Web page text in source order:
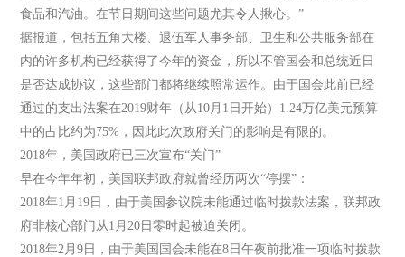
食品和汽油。在节日期间这些问题尤其令人揪心。”
据报道，包括五角大楼、退伍军人事务部、卫生和公共服务部在
内的许多机构已经获得了今年的资金，所以不管国会和总统近日
是否达成协议，这些部门都将继续照常运作。由于国会此前已经
通过的支出法案在2019财年（从10月1日开始）1.24万亿美元预算
中的占比约为75%，因此此次政府关门的影响是有限的。
2018年，美国政府已三次宣布“关门”
早在今年年初，美国联邦政府就曾经历两次“停摆”：
2018年1月19日，由于美国参议院未能通过临时拨款法案，联邦政
府非核心部门从1月20日零时起被迫关闭。
2018年2月9日，由于美国国会未能在8日午夜前批准一项临时拨款